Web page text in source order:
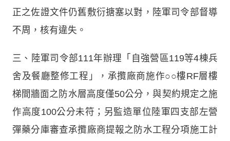
正之佐證文件仍舊敷衍搪塞以對，陸軍司令部督導
不周，核有違失。
三、陸軍司令部111年辦理「自強營區119等4棟兵
舍及餐廳整修工程」，承攬廠商施作○○樓RF層樓
梯間牆面之防水層高度僅50公分，與契約規定之施
作高度100公分未符；另監造單位陸軍四支部左營
彈藥分庫審查承攬廠商提報之防水工程分項施工計